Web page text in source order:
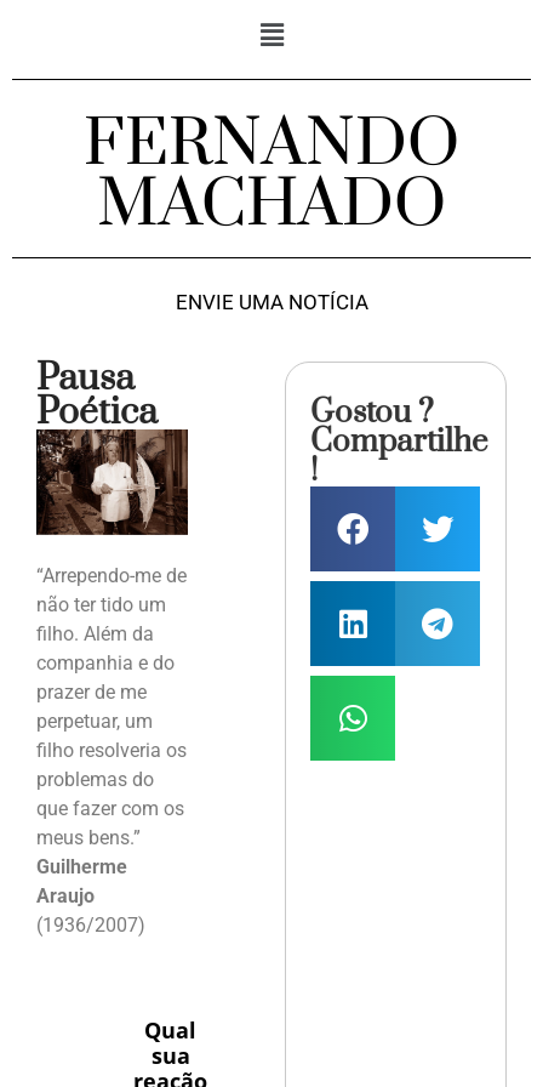
FERNANDO
MACHADO
ENVIE UMA NOTÍCIA
Pausa
Poética
“Arrependo-me de
não ter tido um
filho. Além da
companhia e do
prazer de me
perpetuar, um
filho resolveria os
problemas do
que fazer com os
meus bens.”
Guilherme
Araujo
(1936/2007)
Qual
sua
Gostou ?
Compartilhe
!